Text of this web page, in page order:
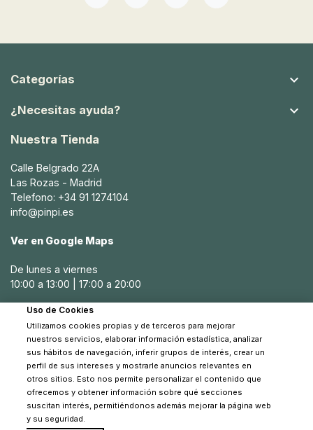
FacebookYouTubeInstagramTikTok
Categorías 
¿Necesitas ayuda? 
Nuestra Tienda
Calle Belgrado 22A
Las Rozas - Madrid
Telefono: +34 91 1274104
info@pinpi.es
Ver en Google Maps
De lunes a viernes
10:00 a 13:00 | 17:00 a 20:00
Sábados
10:30 a 14:00
Uso de Cookies
Utilizamos cookies propias y de terceros para mejorar
nuestros servicios, elaborar información estadística, analizar
sus hábitos de navegación, inferir grupos de interés, crear un
perfil de sus intereses y mostrarle anuncios relevantes en
otros sitios. Esto nos permite personalizar el contenido que
ofrecemos y obtener información sobre qué secciones
suscitan interés, permitiéndonos además mejorar la página web
y su seguridad.